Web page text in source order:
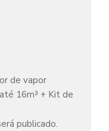
de vapor
16m³ + Kit de
publicado.